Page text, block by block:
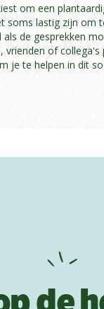
om een
soms lastig zijn om
als de gesprekken
vrienden of collega's
je te helpen in dit
de